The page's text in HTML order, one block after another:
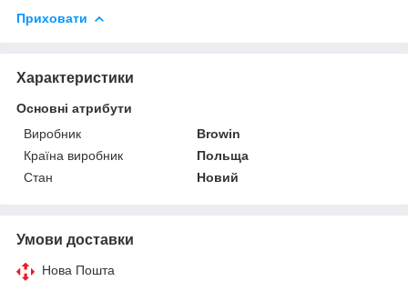
Приховати
Характеристики
Основні атрибути
Виробник
Browin
Країна виробник
Польща
Стан
Новий
Умови доставки
Нова Пошта